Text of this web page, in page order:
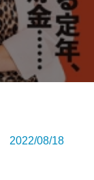
08/18